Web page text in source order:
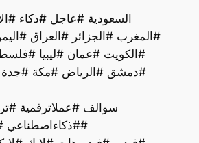
#المغرب #الجزائر #العراق
#الكويت #عمان #ليبيا
#دمشق #الرياض #مكة #جدة
سوالف #عملاترقمية
#ذكاءاصطناعي #تكنولوجيا #لايك#